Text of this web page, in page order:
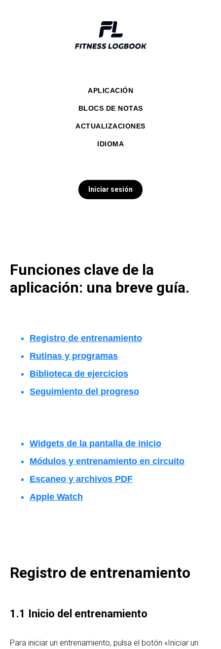
APLICACIÓN
BLOCS DE NOTAS
ACTUALIZACIONES
IDIOMA
Iniciar sesión
Funciones clave de la
aplicación: una breve guía.
Registro de entrenamiento
Rutinas y programas
Biblioteca de ejercicios
Seguimiento del progreso
Widgets de la pantalla de inicio
Módulos y entrenamiento en circuito
Escaneo y archivos PDF
Apple Watch
Registro de entrenamiento
1.1 Inicio del entrenamiento
Para iniciar un entrenamiento, pulsa el botón «Iniciar un